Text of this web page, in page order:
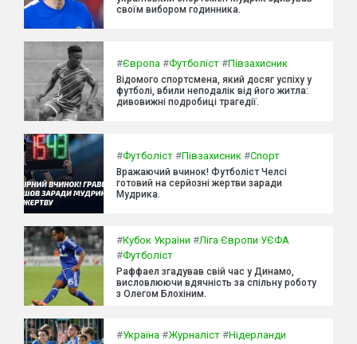
своїм вибором годинника.
#Європа #Футболіст #Півзахисник
Відомого спортсмена, який досяг успіху у
футболі, вбили неподалік від його житла:
дивовижні подробиці трагедії.
#Футболіст #Півзахисник #Спорт
Вражаючий вчинок! Футболіст Челсі
готовий на серйозні жертви заради
Мудрика.
#Кубок України #Ліга Європи УЄФА
#Футболіст
Раффаел згадував свій час у Динамо,
висловлюючи вдячність за спільну роботу
з Олегом Блохіним.
#Україна #Журналіст #Нідерланди